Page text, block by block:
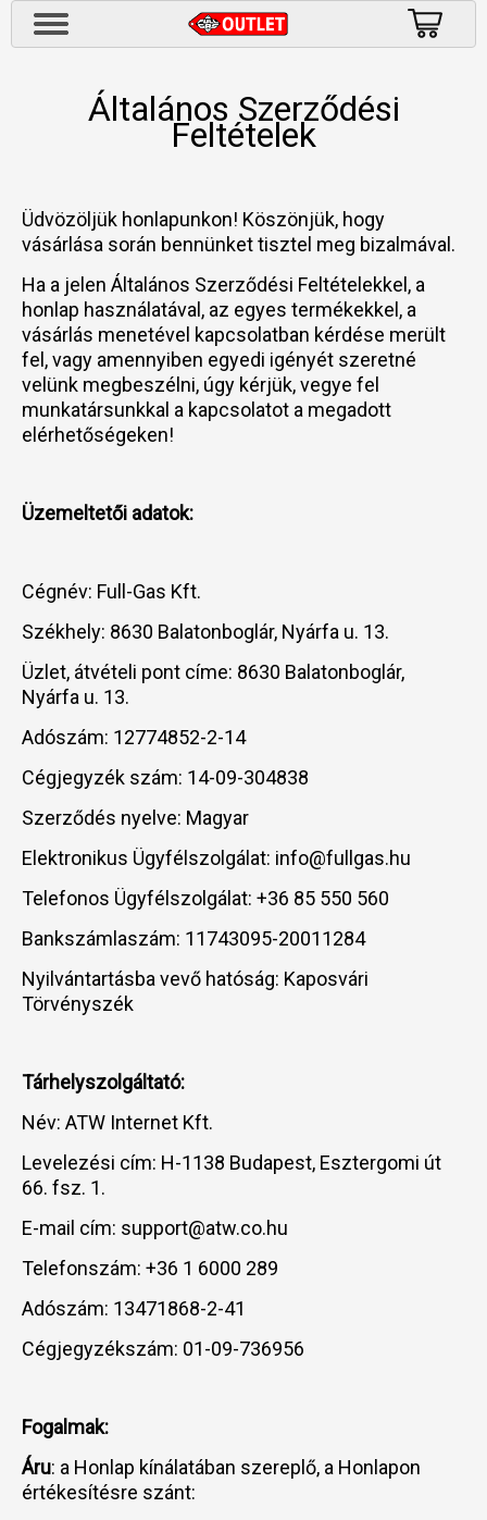
Általános Szerződési
Feltételek
Üdvözöljük honlapunkon! Köszönjük, hogy
vásárlása során bennünket tisztel meg bizalmával.
Ha a jelen Általános Szerződési Feltételekkel, a
honlap használatával, az egyes termékekkel, a
vásárlás menetével kapcsolatban kérdése merült
fel, vagy amennyiben egyedi igényét szeretné
velünk megbeszélni, úgy kérjük, vegye fel
munkatársunkkal a kapcsolatot a megadott
elérhetőségeken!
Üzemeltetői adatok:
Cégnév: Full-Gas Kft.
Székhely: 8630 Balatonboglár, Nyárfa u. 13.
Üzlet, átvételi pont címe: 8630 Balatonboglár,
Nyárfa u. 13.
Adószám: 12774852-2-14
Cégjegyzék szám: 14-09-304838
Szerződés nyelve: Magyar
Elektronikus Ügyfélszolgálat: info@fullgas.hu
Telefonos Ügyfélszolgálat: +36 85 550 560
Bankszámlaszám: 11743095-20011284
Nyilvántartásba vevő hatóság: Kaposvári
Törvényszék
Tárhelyszolgáltató:
Név: ATW Internet Kft.
Levelezési cím: H-1138 Budapest, Esztergomi út
66. fsz. 1.
E-mail cím: support@atw.co.hu
Telefonszám: +36 1 6000 289
Adószám: 13471868-2-41
Cégjegyzékszám: 01-09-736956
Fogalmak:
Áru: a Honlap kínálatában szereplő, a Honlapon
értékesítésre szánt: